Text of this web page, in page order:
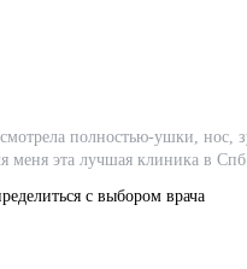
полностью-ушки,
меня эта лучшая клиника в
с выбором врача